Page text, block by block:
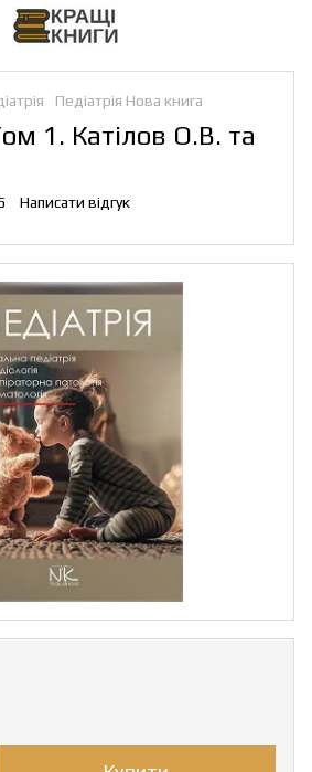
Педіатрія Нова книга
1. Катілов О.В. та
Написати відгук